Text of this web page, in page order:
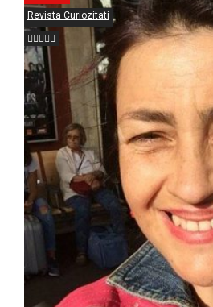
Revista Curiozitati